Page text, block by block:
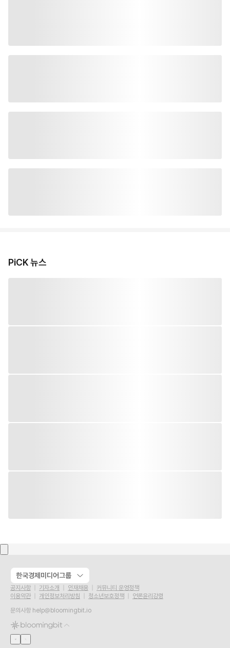
PiCK 뉴스
한국경제미디어그룹
공지사항 기자소개 인재채용
커뮤니티 운영정책
이용약관
개인정보처리방침 청소년보호정책
언론윤리강령
문의사항 help@bloomingbit.io